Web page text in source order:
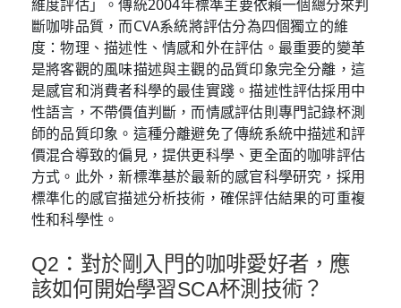
維度評估」。傳統2004年標準主要依賴一個總分來判
斷咖啡品質，而CVA系統將評估分為四個獨立的維
度：物理、描述性、情感和外在評估。最重要的變革
是將客觀的風味描述與主觀的品質印象完全分離，這
是感官和消費者科學的最佳實踐。描述性評估採用中
性語言，不帶價值判斷，而情感評估則專門記錄杯測
師的品質印象。這種分離避免了傳統系統中描述和評
價混合導致的偏見，提供更科學、更全面的咖啡評估
方式。此外，新標準基於最新的感官科學研究，採用
標準化的感官描述分析技術，確保評估結果的可重複
性和科學性。
Q2：對於剛入門的咖啡愛好者，應
該如何開始學習SCA杯測技術？